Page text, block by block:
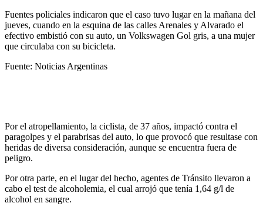
Fuentes policiales indicaron que el caso tuvo lugar en la mañana del
jueves, cuando en la esquina de las calles Arenales y Alvarado el
efectivo embistió con su auto, un Volkswagen Gol gris, a una mujer
que circulaba con su bicicleta.
Fuente: Noticias Argentinas
Por el atropellamiento, la ciclista, de 37 años, impactó contra el
paragolpes y el parabrisas del auto, lo que provocó que resultase con
heridas de diversa consideración, aunque se encuentra fuera de
peligro.
Por otra parte, en el lugar del hecho, agentes de Tránsito llevaron a
cabo el test de alcoholemia, el cual arrojó que tenía 1,64 g/l de
alcohol en sangre.